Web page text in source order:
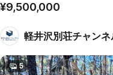
¥9,500,000
軽井沢別荘チャン
5